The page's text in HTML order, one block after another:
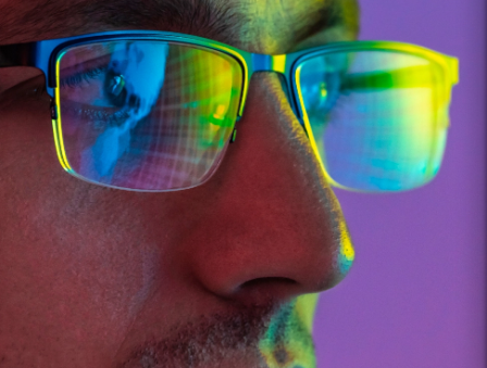
Cadastrar
Óculos Já © - Todos os direitos reservados / KR ÓCULOS SOL E GRAU LTDA,
CNPJ: 38.483.916/0001-12, Rua Manoel Francisco Mendes, 399 - São
Bernardo, Campinas - SP, CEP: 13030-110.
Segunda a Sexta: 9h às 18h. Sábado: 9h às 13h. Domingo: Fechado.